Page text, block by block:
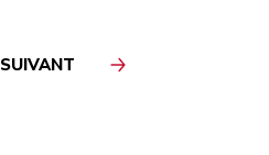
SUIVANT